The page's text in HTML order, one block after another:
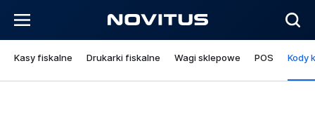
Kasy fiskalne Drukarki fiskalne Wagi sklepowe POS Kody